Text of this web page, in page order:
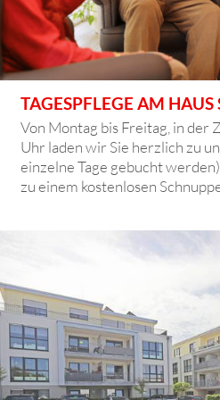
TAGESPFLEGE AM HAUS
Von Montag bis Freitag, in der
Uhr laden wir Sie herzlich zu
einzelne Tage gebucht
zu einem kostenlosen